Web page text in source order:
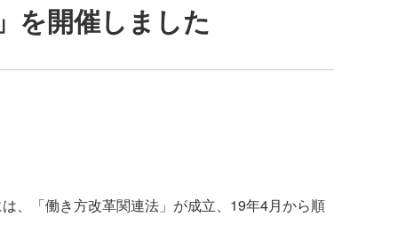
を開催しました
、「働き方改革関連法」が成立、19年4月から順